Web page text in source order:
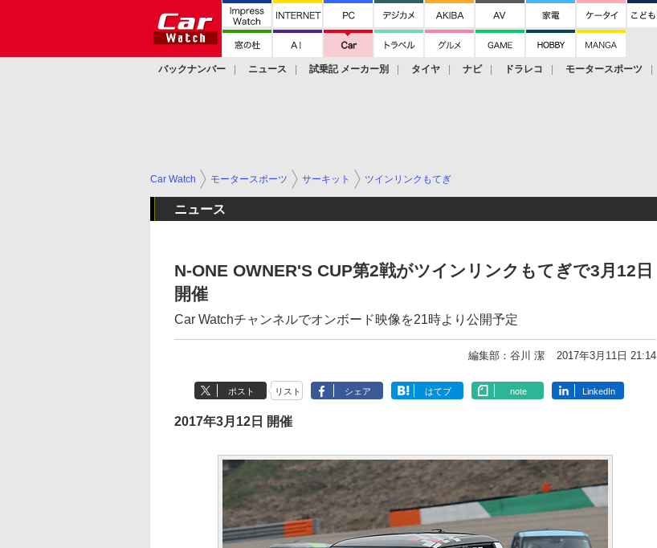
バックナンバー ニュース 試乗記 メーカー別 タイヤ ナビ ドラレコ モータースポーツ
Car Watch モータースポーツ サーキット ツインリンクもてぎ
ニュース
N-ONE OWNER'S CUP第2戦がツインリンクもてぎで3月12日
開催
Car Watchチャンネルでオンボード映像を21時より公開予定
編集部：谷川 潔 2017年3月11日 21:14
ポスト リスト シェア はてブ note LinkedIn
2017年3月12日 開催